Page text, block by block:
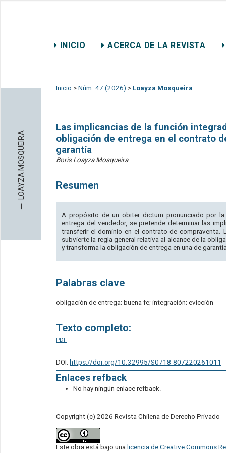
INICIO ACERCA DE LA REVISTA
─
LOAYZA MOSQUEIRA
Inicio > Núm. 47 (2026) > Loayza Mosqueira
Las implicancias de la función
obligación de entrega en el contrato
garantía
Boris Loayza Mosqueira
Resumen
A propósito de un obiter dictum pronunciado por
entrega del vendedor, se pretende determinar las
transferir el dominio en el contrato de compraventa.
subvierte la regla general relativa al alcance de la
y transforma la obligación de entrega en una de
Palabras clave
obligación de entrega; buena fe; integración; evicción
Texto completo:
PDF
DOI: https://doi.org/10.32995/S0718-807220261011
Enlaces refback
No hay ningún enlace refback.
Copyright (c) 2026 Revista Chilena de Derecho Privado
Este obra está bajo una licencia de Creative Commons